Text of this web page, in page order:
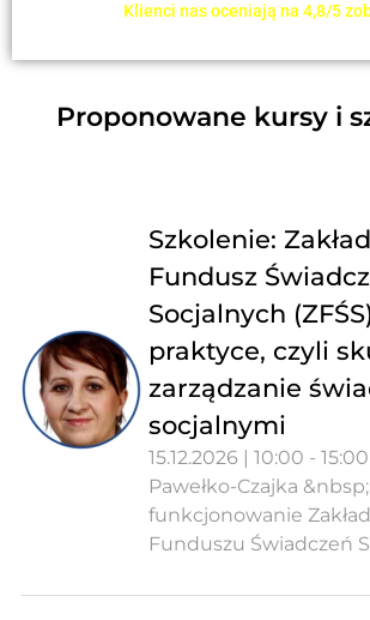
Klienci nas oceniają na 4,8/5
Proponowane kursy i
Szkolenie:
Fundusz
Socjalnych
praktyce, czyli
zarządzanie
socjalnymi
15.12.2026 | 10:00 -
Pawełko-Czajka
funkcjonowanie
Funduszu Świadczeń